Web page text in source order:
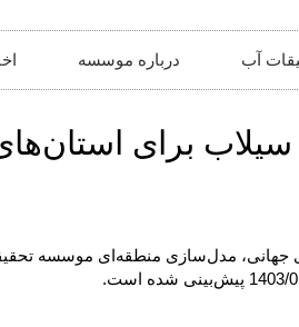
آب درباره موسسه
برای
مدل‌سازی منطقه‌ای موسسه